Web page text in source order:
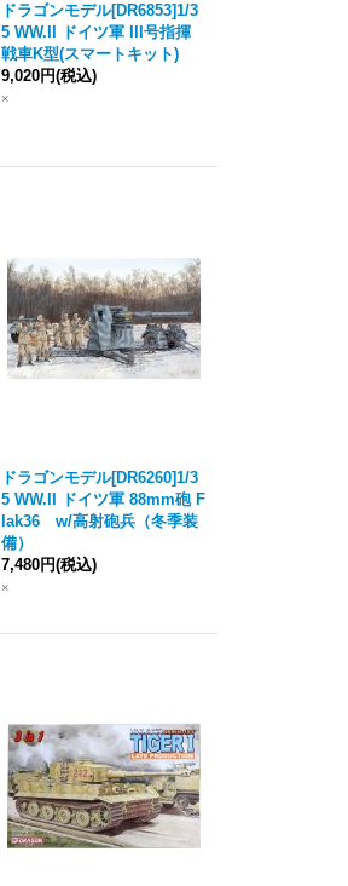
ドラゴンモデル[DR6853]1/3
5 WW.II ドイツ軍 III号指揮
戦車K型(スマートキット)
9,020円(税込)
×
ドラゴンモデル[DR6260]1/3
5 WW.II ドイツ軍 88mm砲 F
lak36 w/高射砲兵（冬季装
備）
7,480円(税込)
×